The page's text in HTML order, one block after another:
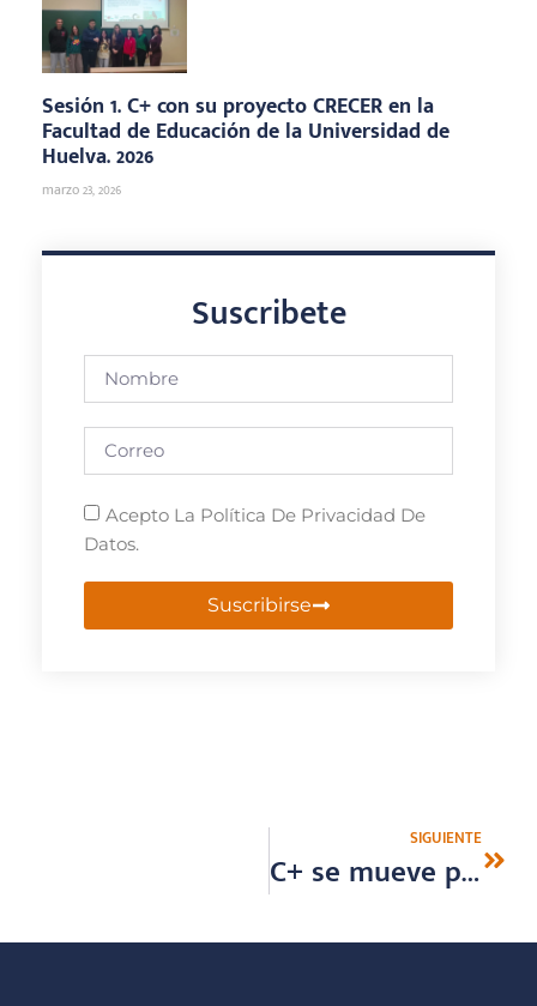
Sesión 1. C+ con su proyecto CRECER en la
Facultad de Educación de la Universidad de
Huelva. 2026
marzo 23, 2026
Suscribete
Acepto La Política De Privacidad De
Datos.
Suscribirse
SIGUIENTE
C+ se mueve por Europa arranca